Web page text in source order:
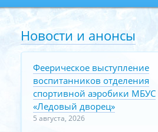
Новости и анонсы
Феерическое выступление
воспитанников отделения
спортивной аэробики МБУС
«Ледовый дворец»
5 августа, 2026